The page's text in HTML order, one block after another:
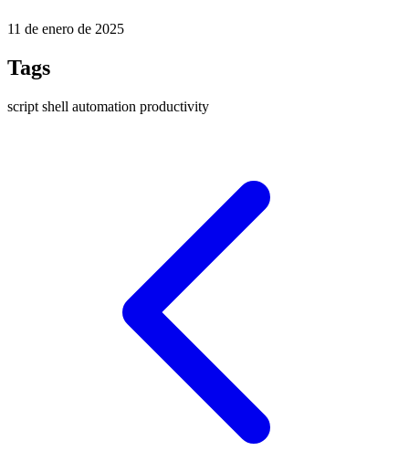
11 de enero de 2025
Tags
script shell automation productivity